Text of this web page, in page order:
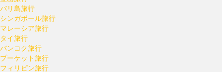
バリ島旅行
シンガポール旅行
マレーシア旅行
タイ旅行
バンコク旅行
プーケット旅行
フィリピン旅行